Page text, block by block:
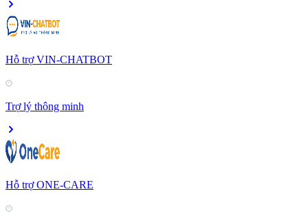
Hỗ trợ VIN-CHATBOT
Trợ lý thông minh
Hỗ trợ ONE-CARE